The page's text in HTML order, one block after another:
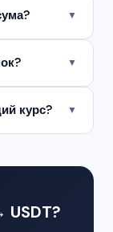
▼
▼
курс? ▼